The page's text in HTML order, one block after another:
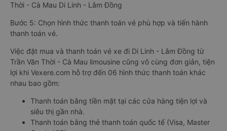
Thời - Cà Mau Di Linh - Lâm Đồng
Bước 5: Chọn hình thức thanh toán vé phù hợp và tiến hành
thanh toán vé.
Việc đặt mua và thanh toán vé xe đi Di Linh - Lâm Đồng từ
Trần Văn Thời - Cà Mau limousine cũng vô cùng đơn giản, tiện
lợi khi Vexere.com hỗ trợ đến 06 hình thức thanh toán khác
nhau bao gồm:
Thanh toán bằng tiền mặt tại các cửa hàng tiện lợi và
siêu thị gần nhà.
Thanh toán bằng thẻ thanh toán quốc tế (Visa, Master